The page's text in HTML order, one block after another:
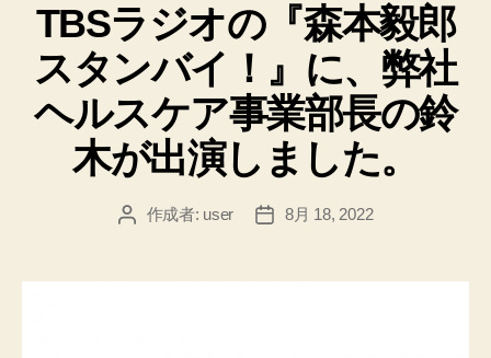
ゴ
リ
ー
TBSラジオの『森本毅郎
スタンバイ！』に、弊社
ヘルスケア事業部長の鈴
木が出演しました。
投 作成者: user
投
8月 18, 2022